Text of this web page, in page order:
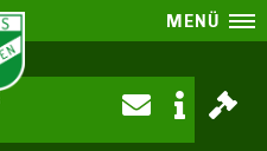
MENÜ